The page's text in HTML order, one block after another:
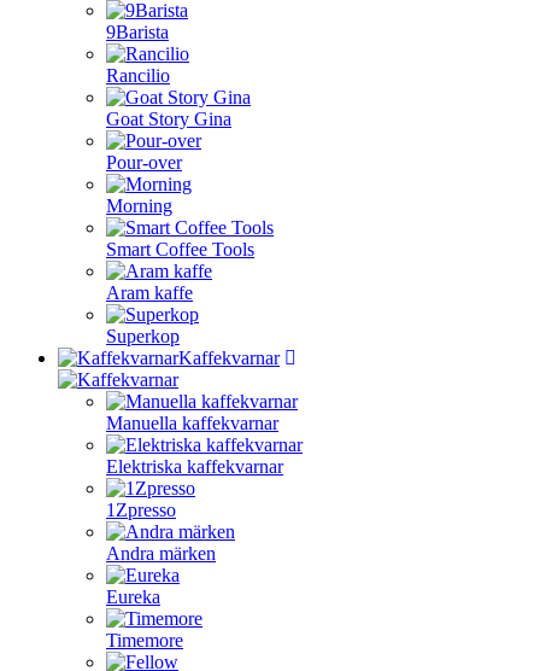
9Barista
Rancilio
Goat Story Gina
Pour-over
Morning
Smart Coffee Tools
Aram kaffe
Superkop
Kaffekvarnar
Manuella kaffekvarnar
Elektriska kaffekvarnar
1Zpresso
Andra märken
Eureka
Timemore